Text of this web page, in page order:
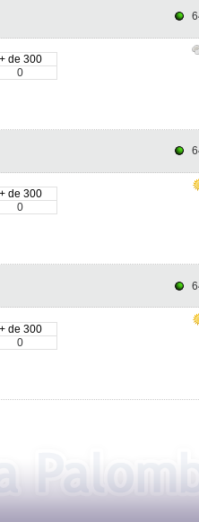
de 300
0
de 300
0
de 300
0